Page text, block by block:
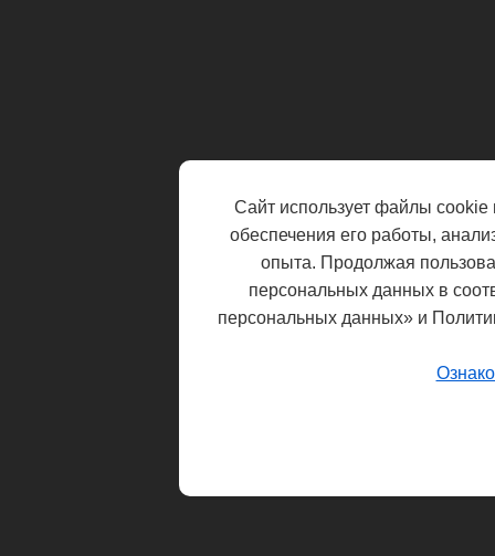
Сайт использует файлы cookie
обеспечения его работы,
опыта. Продолжая
персональных данных в
персональных данных» и